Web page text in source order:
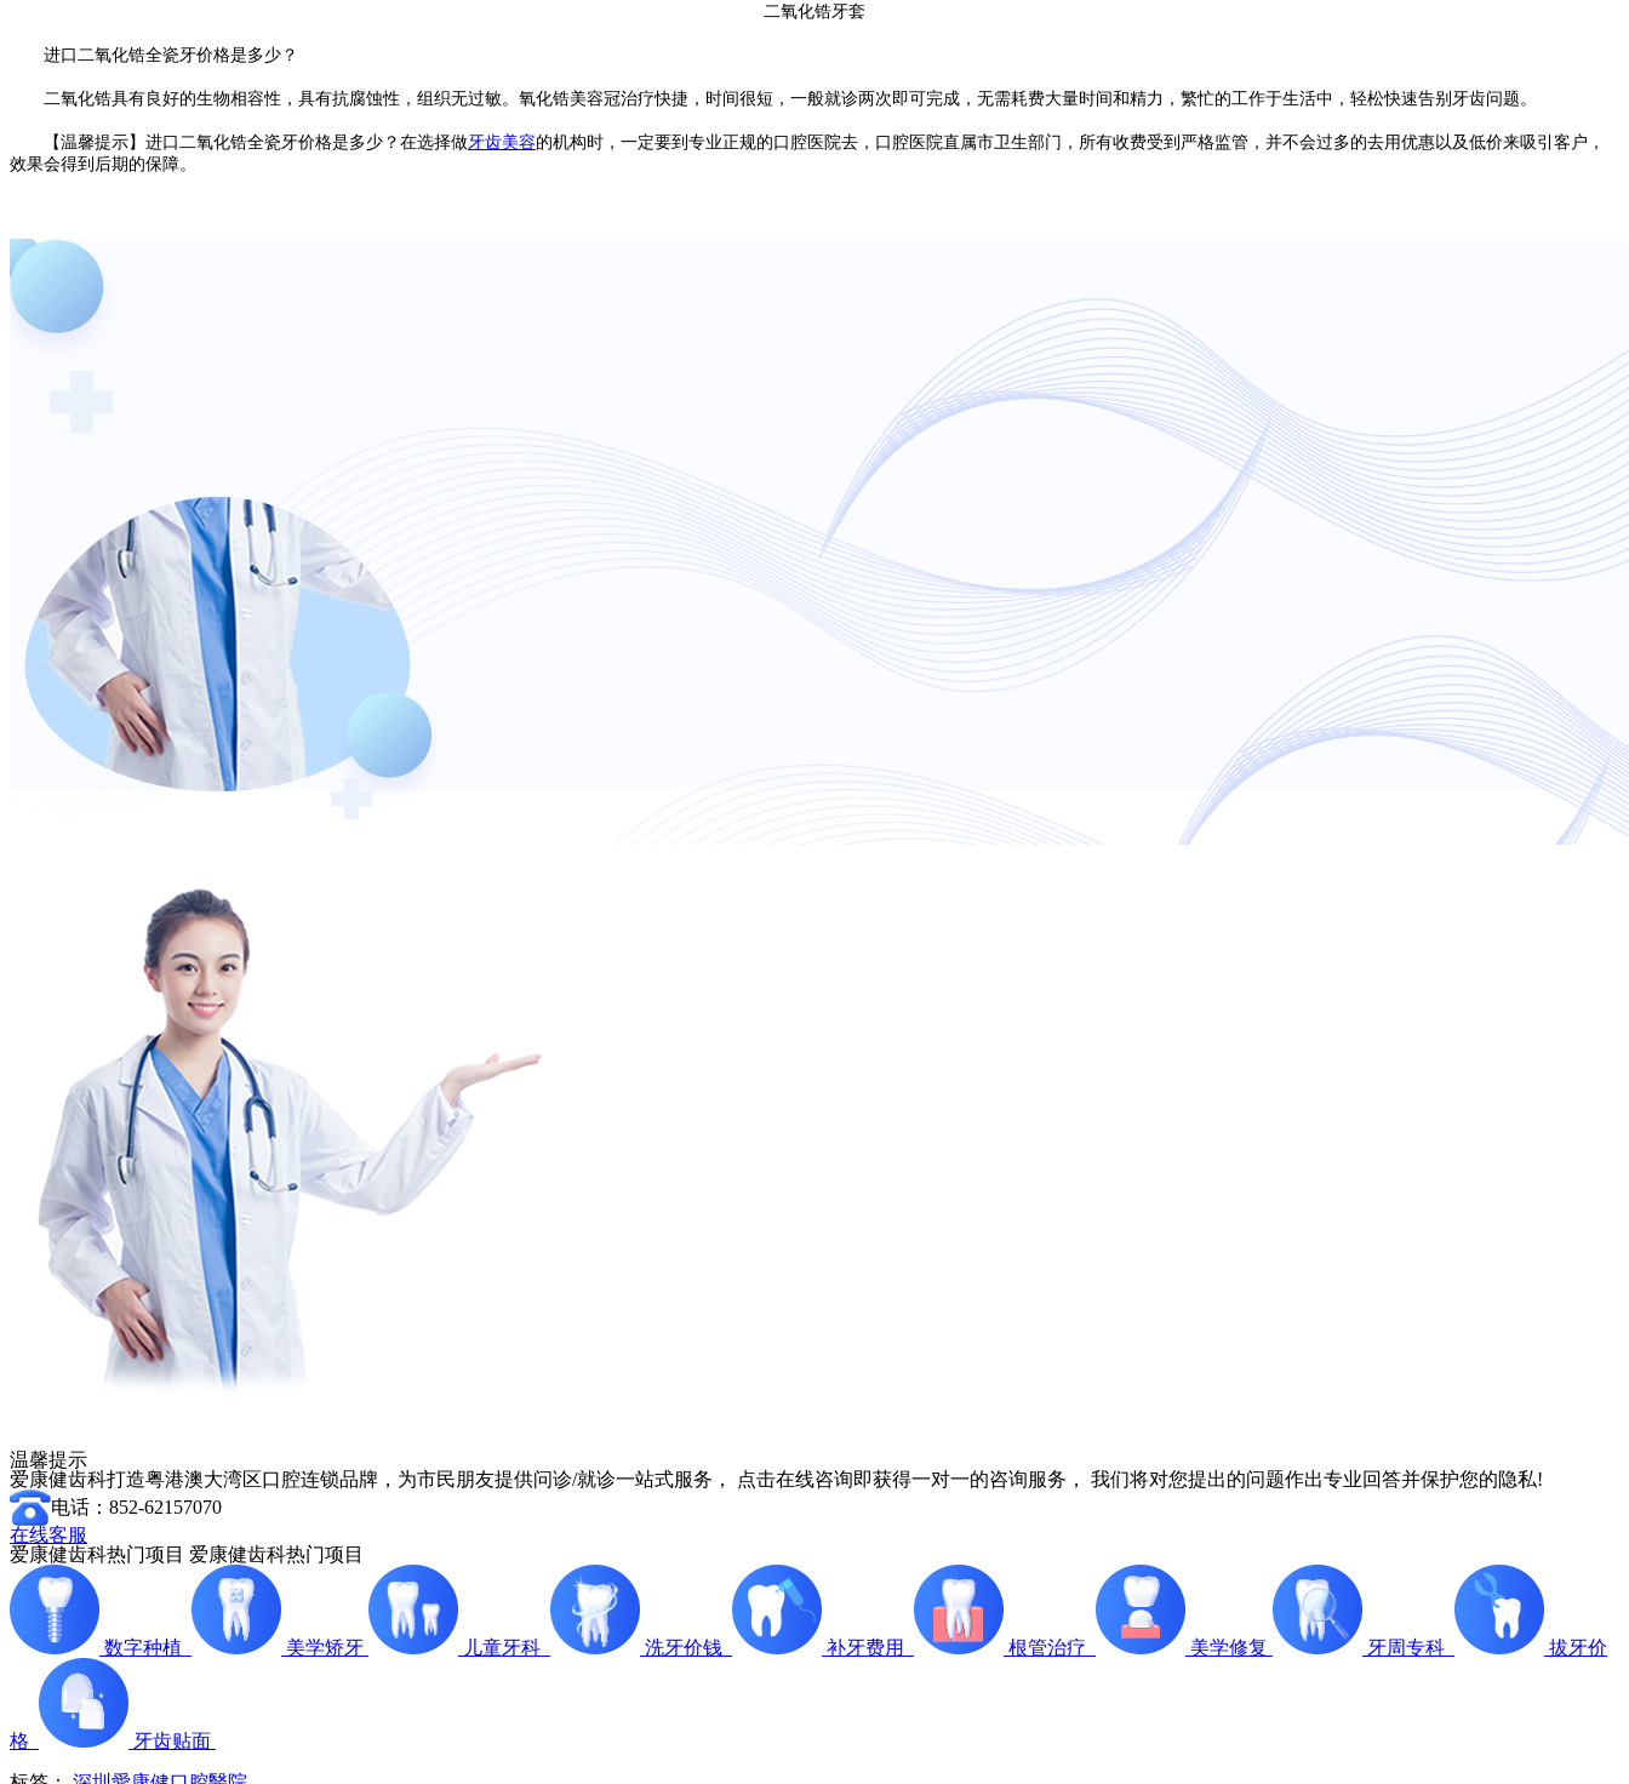
二氧化锆牙套
进口二氧化锆全瓷牙价格是多少？
二氧化锆具有良好的生物相容性，具有抗腐蚀性，组织无过敏。氧化锆美容冠治疗快捷，时间很短，一般就诊两次即可完成，无需耗费大量时间和精力，繁忙的工作于生活中，轻松快速告别牙齿问题。
【温馨提示】进口二氧化锆全瓷牙价格是多少？在选择做牙齿美容的机构时，一定要到专业正规的口腔医院去，口腔医院直属市卫生部门，所有收费受到严格监管，并不会过多的去用优惠以及低价来吸引客户，
效果会得到后期的保障。
温馨提示
爱康健齿科打造粤港澳大湾区口腔连锁品牌，为市民朋友提供问诊/就诊一站式服务， 点击在线咨询即获得一对一的咨询服务， 我们将对您提出的问题作出专业回答并保护您的隐私!
电话：852-62157070
在线客服
爱康健齿科热门项目 爱康健齿科热门项目
数字种植 美学矫牙 儿童牙科 洗牙价钱 补牙费用 根管治疗 美学修复 牙周专科 拔牙价
格
牙齿贴面